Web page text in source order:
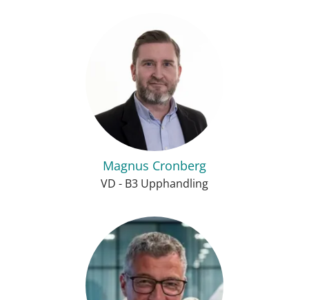
Magnus Cronberg
VD - B3 Upphandling